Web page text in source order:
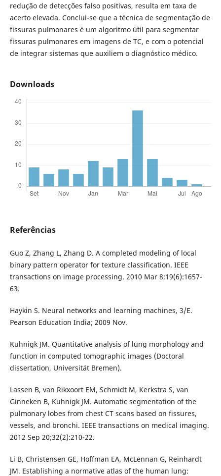
redução de detecções falso positivas, resulta em taxa de
acerto elevada. Conclui-se que a técnica de segmentação de
fissuras pulmonares é um algoritmo útil para segmentar
fissuras pulmonares em imagens de TC, e com o potencial
de integrar sistemas que auxiliem o diagnóstico médico.
Downloads
Referências
Guo Z, Zhang L, Zhang D. A completed modeling of local
binary pattern operator for texture classification. IEEE
transactions on image processing. 2010 Mar 8;19(6):1657-
63.
Haykin S. Neural networks and learning machines, 3/E.
Pearson Education India; 2009 Nov.
Kuhnigk JM. Quantitative analysis of lung morphology and
function in computed tomographic images (Doctoral
dissertation, Universität Bremen).
Lassen B, van Rikxoort EM, Schmidt M, Kerkstra S, van
Ginneken B, Kuhnigk JM. Automatic segmentation of the
pulmonary lobes from chest CT scans based on fissures,
vessels, and bronchi. IEEE transactions on medical imaging.
2012 Sep 20;32(2):210-22.
Li B, Christensen GE, Hoffman EA, McLennan G, Reinhardt
JM. Establishing a normative atlas of the human lung: